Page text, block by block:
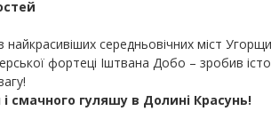
середньовічних міст
фортеці Іштвана Добо – зробив
смачного гуляшу в Долині Красунь!